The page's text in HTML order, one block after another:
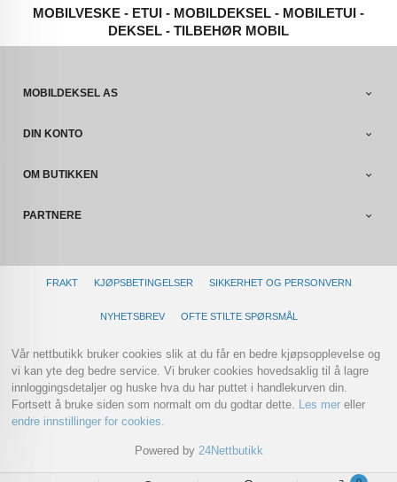
MOBILVESKE - ETUI - MOBILDEKSEL - MOBILETUI -
DEKSEL - TILBEHØR MOBIL
MOBILDEKSEL AS
DIN KONTO
OM BUTIKKEN
PARTNERE
FRAKT KJØPSBETINGELSER SIKKERHET OG PERSONVERN
NYHETSBREV OFTE STILTE SPØRSMÅL
Vår nettbutikk bruker cookies slik at du får en bedre kjøpsopplevelse og
vi kan yte deg bedre service. Vi bruker cookies hovedsaklig til å lagre
innloggingsdetaljer og huske hva du har puttet i handlekurven din.
Fortsett å bruke siden som normalt om du godtar dette. Les mer eller
endre innstillinger for cookies.
Powered by 24Nettbutikk